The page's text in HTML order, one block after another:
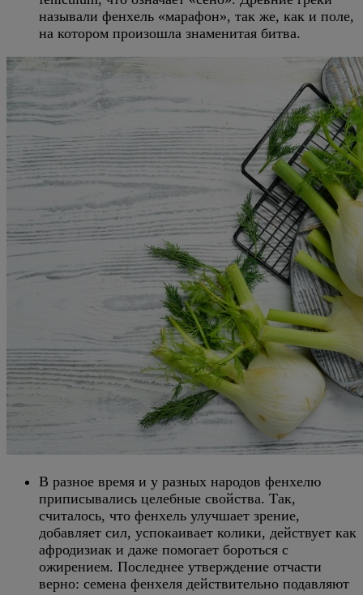
называли фенхель «марафон», так же, как и поле,
на котором произошла знаменитая битва.
В разное время и у разных народов фенхелю
приписывались целебные свойства. Так,
считалось, что фенхель улучшает зрение,
добавляет сил, успокаивает колики, действует как
афродизиак и даже помогает бороться с
ожирением. Последнее утверждение отчасти
верно: семена фенхеля действительно подавляют